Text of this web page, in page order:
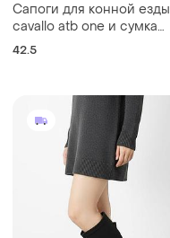
Сапоги для конной езды
cavallo atb one и сумка
equiline
42.5